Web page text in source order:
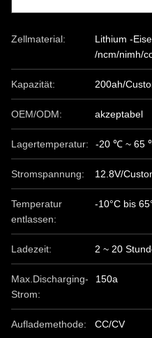
Zellmaterial:
Lithium -
/ncm/nimh/
Kapazität: 200ah/
OEM/ODM: akzeptabel
Lagertemperatur: -20 ℃ ~ 65
Stromspannung: 12.8V/
Temperatur
entlassen:
-10°C bis
Ladezeit: 2 ~ 20
Max.Discharging-
Strom:
150a
Auflademethode: CC/CV